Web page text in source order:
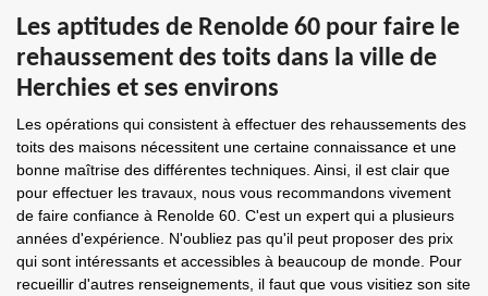
Les aptitudes de Renolde 60 pour faire le
rehaussement des toits dans la ville de
Herchies et ses environs
Les opérations qui consistent à effectuer des rehaussements des
toits des maisons nécessitent une certaine connaissance et une
bonne maîtrise des différentes techniques. Ainsi, il est clair que
pour effectuer les travaux, nous vous recommandons vivement
de faire confiance à Renolde 60. C'est un expert qui a plusieurs
années d'expérience. N'oubliez pas qu'il peut proposer des prix
qui sont intéressants et accessibles à beaucoup de monde. Pour
recueillir d'autres renseignements, il faut que vous visitiez son site